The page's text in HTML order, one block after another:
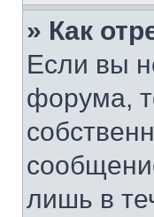
» Как
Если вы
форума,
лишь в